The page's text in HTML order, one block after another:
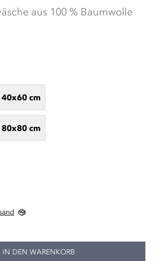
aus 100 % Baumwolle
cm
cm
IN DEN WARENKORB